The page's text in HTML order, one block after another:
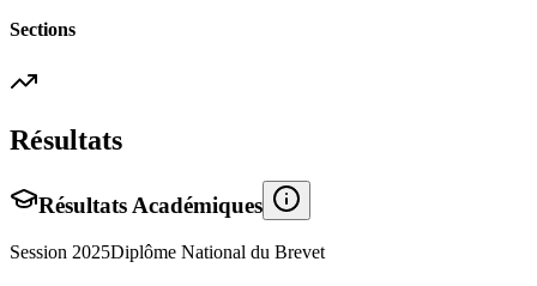
Sections
Résultats
Résultats Académiques
Session 2025Diplôme National du Brevet